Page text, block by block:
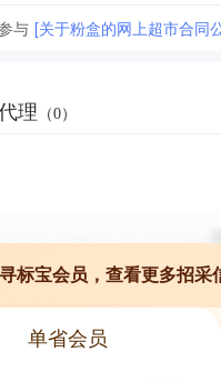
与 [关于粉盒的网上超市合同
理 （0）
标宝会员，查看更多招采
单省会员